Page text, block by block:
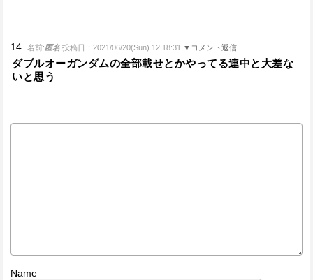
14. 名前:匿名 投稿日：2021/06/20(Sun) 12:18:31 ▼コメント返信
ダブルオーガンダムの全部載せとかやってる連中と大差な
いと思う
Name